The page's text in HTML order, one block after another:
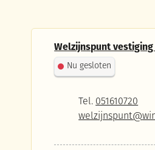
Contact
Welzijnspunt vestiging
Nu gesloten
051610720
E-mailwelzijnspunt@